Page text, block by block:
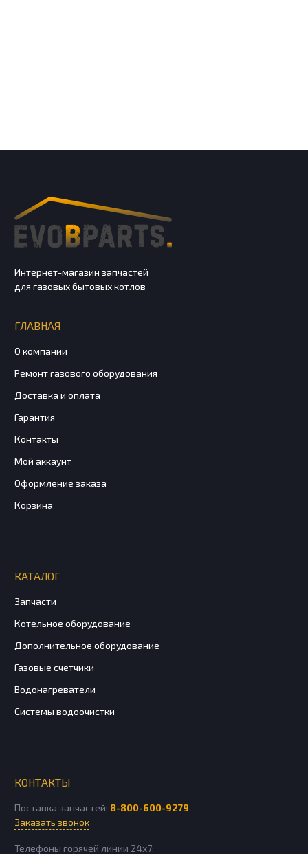
Интернет-магазин запчастей
для газовых бытовых котлов
ГЛАВНАЯ
О компании
Ремонт газового оборудования
Доставка и оплата
Гарантия
Контакты
Мой аккаунт
Оформление заказа
Корзина
КАТАЛОГ
Запчасти
Котельное оборудование
Дополнительное оборудование
Газовые счетчики
Водонагреватели
Системы водоочистки
КОНТАКТЫ
Поставка запчастей: 8-800-600-9279
Заказать звонок
Телефоны горячей линии 24х7: